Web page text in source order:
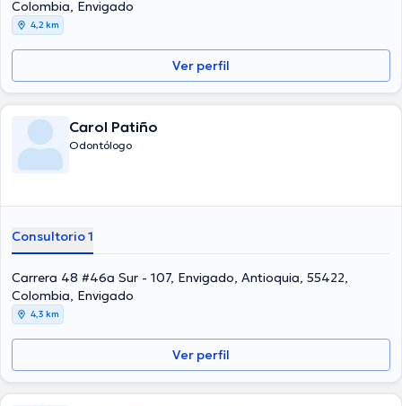
Colombia, Envigado
4,2 km
Ver perfil
Carol Patiño
Odontólogo
Consultorio 1
Carrera 48 #46a Sur - 107, Envigado, Antioquia, 55422,
Colombia, Envigado
4,3 km
Ver perfil